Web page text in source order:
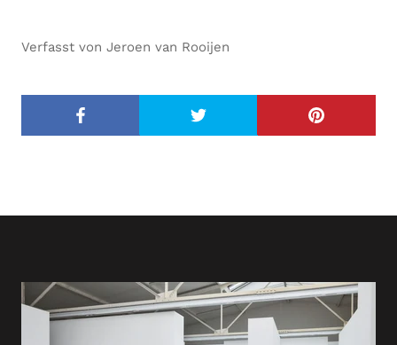
Verfasst von Jeroen van Rooijen